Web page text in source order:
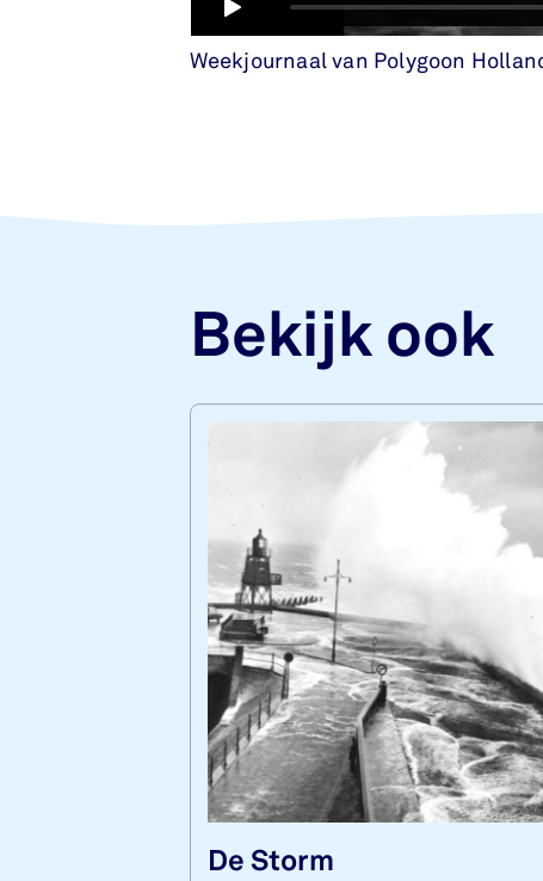
Weekjournaal van Polygoon
Bekijk ook
De Storm